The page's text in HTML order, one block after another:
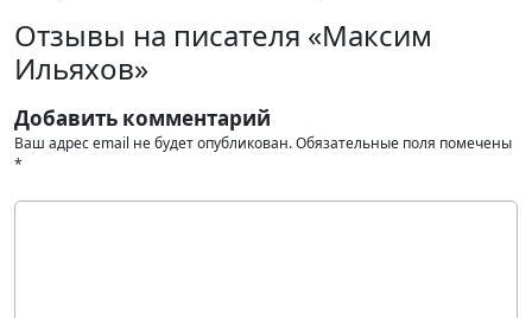
Отзывы на писателя «Максим
Ильяхов»
Добавить комментарий
Ваш адрес email не будет опубликован.Обязательные поля помечены
*